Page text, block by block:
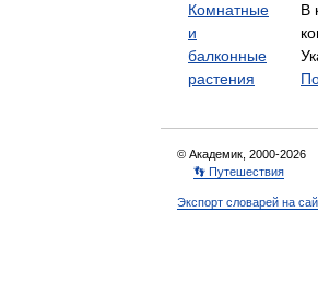
Комнатные
и
балконные
растения
В
© Академик, 2000-2026
👣 Путешествия
Экспорт словарей на